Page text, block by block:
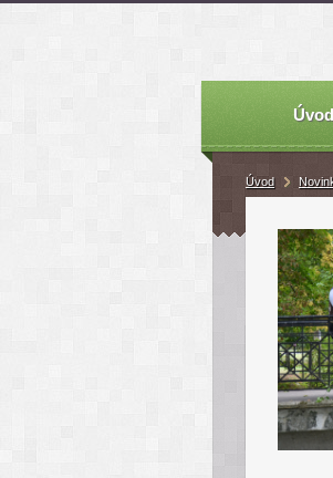
Úvod
Úvod